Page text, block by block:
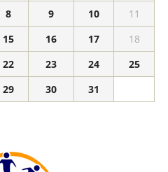
8 9 10
11
15 16 17
18
22 23 24
25
29 30
31